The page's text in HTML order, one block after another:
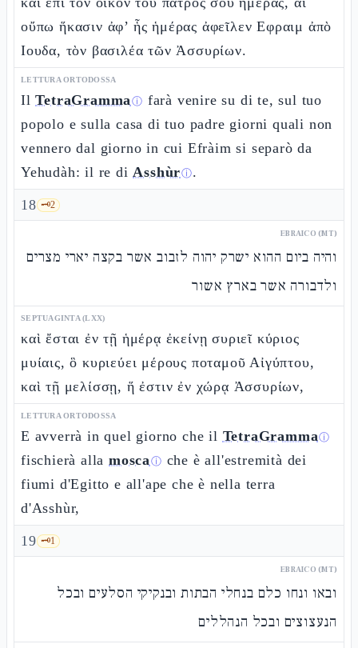
οὔπω ἥκασιν ἀφ’ ἧς ἡμέρας ἀφεῖλεν Εφραιμ ἀπὸ
Ιουδα, τὸν βασιλέα τῶν Ἀσσυρίων.
LETTURA ORTODOSSA
IlTetraGrammaⓘ farà venire su di te, sul tuo
popolo e sulla casa di tuo padre giorni quali non
vennero dal giorno in cui Efràim si separò da
Yehudàh: il re diAsshùrⓘ.
18 🗝️2
EBRAICO (MT)
והיה ביום ההוא ישרק יהוה לזבוב אשר בקצה יארי מצרים
ולדבורה אשר בארץ אשור
SEPTUAGINTA (LXX)
καὶ ἔσται ἐν τῇ ἡμέρᾳ ἐκείνῃ συριεῖ κύριος
μυίαις, ὃ κυριεύει μέρους ποταμοῦ Αἰγύπτου,
καὶ τῇ μελίσσῃ, ἥ ἐστιν ἐν χώρᾳ Ἀσσυρίων,
LETTURA ORTODOSSA
E avverrà in quel giorno che il TetraGrammaⓘ
fischierà allamoscaⓘ che è all'estremità dei
fiumi d'Egitto e all'ape che è nella terra
d'Asshùr,
19 🗝️1
EBRAICO (MT)
ובאו ונחו כלם בנחלי הבתות ובנקיקי הסלעים ובכל
הנעצוצים ובכל הנהללים